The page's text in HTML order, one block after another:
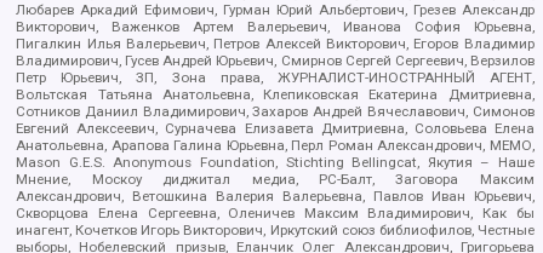
Любарев Аркадий Ефимович, Гурман Юрий Альбертович, Грезев Александр
Викторович, Важенков Артем Валерьевич, Иванова София Юрьевна,
Пигалкин Илья Валерьевич, Петров Алексей Викторович, Егоров Владимир
Владимирович, Гусев Андрей Юрьевич, Смирнов Сергей Сергеевич, Верзилов
Петр Юрьевич, ЗП, Зона права, ЖУРНАЛИСТ-ИНОСТРАННЫЙ АГЕНТ,
Вольтская Татьяна Анатольевна, Клепиковская Екатерина Дмитриевна,
Сотников Даниил Владимирович, Захаров Андрей Вячеславович, Симонов
Евгений Алексеевич, Сурначева Елизавета Дмитриевна, Соловьева Елена
Анатольевна, Арапова Галина Юрьевна, Перл Роман Александрович, МЕМО,
Mason G.E.S. Anonymous Foundation, Stichting Bellingcat, Якутия – Наше
Мнение, Москоу диджитал медиа, РС-Балт, Заговора Максим
Александрович, Ветошкина Валерия Валерьевна, Павлов Иван Юрьевич,
Скворцова Елена Сергеевна, Оленичев Максим Владимирович, Как бы
инагент, Кочетков Игорь Викторович, Иркутский союз библиофилов, Честные
выборы, Нобелевский призыв, Еланчик Олег Александрович, Григорьева